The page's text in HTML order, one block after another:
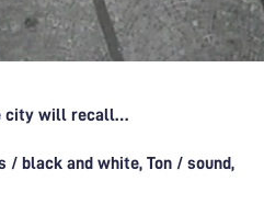
city will recall…
/ black and white, Ton / sound,